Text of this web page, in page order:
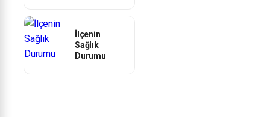
İlçenin
Sağlık
Durumu